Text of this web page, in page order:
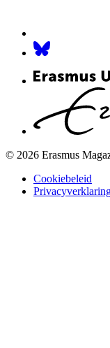
© 2026 Erasmus
Cookiebeleid